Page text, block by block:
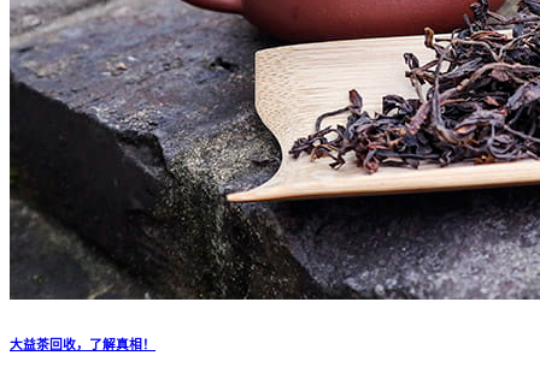
大益茶回收，了解真相！